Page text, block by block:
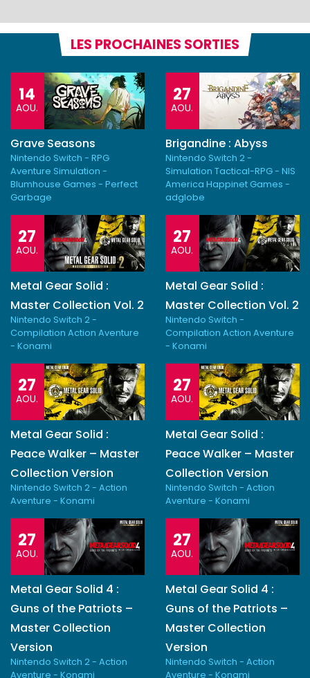
LES PROCHAINES SORTIES
14
AOU.
Grave Seasons
Nintendo Switch - RPG
Aventure Simulation -
Blumhouse Games - Perfect
Garbage
27
AOU.
Brigandine : Abyss
Nintendo Switch 2 -
Simulation Tactical-RPG - NIS
America Happinet Games -
adglobe
27
AOU.
Metal Gear Solid :
Master Collection Vol. 2
Nintendo Switch 2 -
Compilation Action Aventure
- Konami
27
AOU.
Metal Gear Solid :
Master Collection Vol. 2
Nintendo Switch -
Compilation Action Aventure
- Konami
27
AOU.
Metal Gear Solid :
Peace Walker – Master
Collection Version
Nintendo Switch 2 - Action
Aventure - Konami
27
AOU.
Metal Gear Solid :
Peace Walker – Master
Collection Version
Nintendo Switch - Action
Aventure - Konami
27
AOU.
Metal Gear Solid 4 :
Guns of the Patriots –
Master Collection
Version
Nintendo Switch 2 - Action
Aventure - Konami
27
AOU.
Metal Gear Solid 4 :
Guns of the Patriots –
Master Collection
Version
Nintendo Switch - Action
Aventure - Konami